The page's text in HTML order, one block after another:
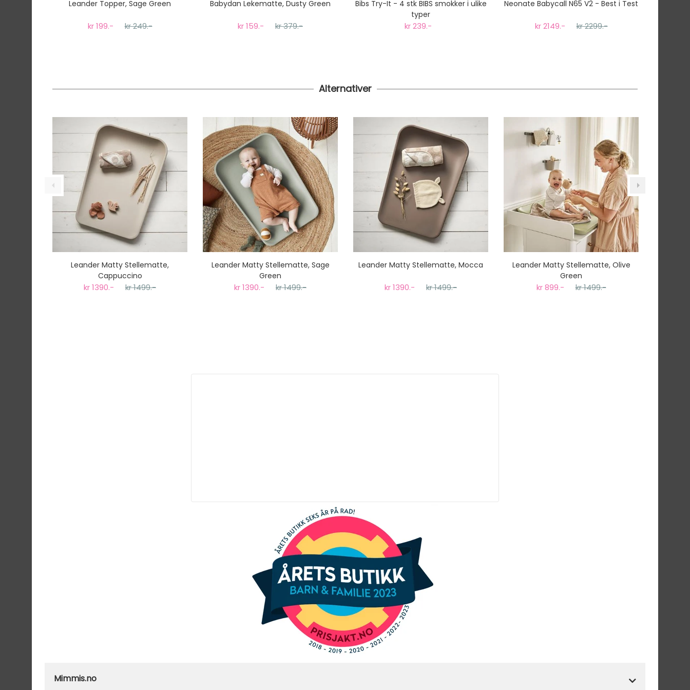
Leander Topper, Sage Green
kr 199.- kr 249.-
Babydan Lekematte, Dusty Green
kr 159.- kr 379.-
Bibs Try-It - 4 stk BIBS smokker i ulike
typer
kr 239.-
Neonate Babycall N65 V2 - Best i Test
kr 2149.- kr 2299.-
Alternativer
Leander Matty Stellematte,
Cappuccino
kr 1390.- kr 1499.-
Leander Matty Stellematte, Sage
Green
kr 1390.- kr 1499.-
Leander Matty Stellematte, Mocca
kr 1390.- kr 1499.-
Leander Matty Stellematte, Olive
Green
kr 899.- kr 1499.-
Mimmis.no